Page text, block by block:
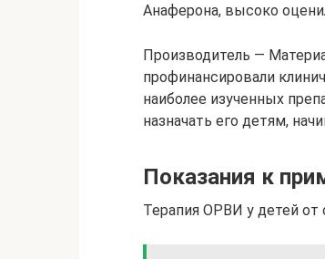
Анаферона, высоко
Производитель —
профинансировали
наиболее изученных
назначать его детям,
Показания к
Терапия ОРВИ у детей от